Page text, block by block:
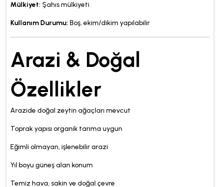
Mülkiyet: Şahıs mülkiyeti
Kullanım Durumu: Boş, ekim/dikim yapılabilir
Arazi & Doğal
Özellikler
Arazide doğal zeytin ağaçları mevcut
Toprak yapısı organik tarıma uygun
Eğimli olmayan, işlenebilir arazi
Yıl boyu güneş alan konum
Temiz hava, sakin ve doğal çevre